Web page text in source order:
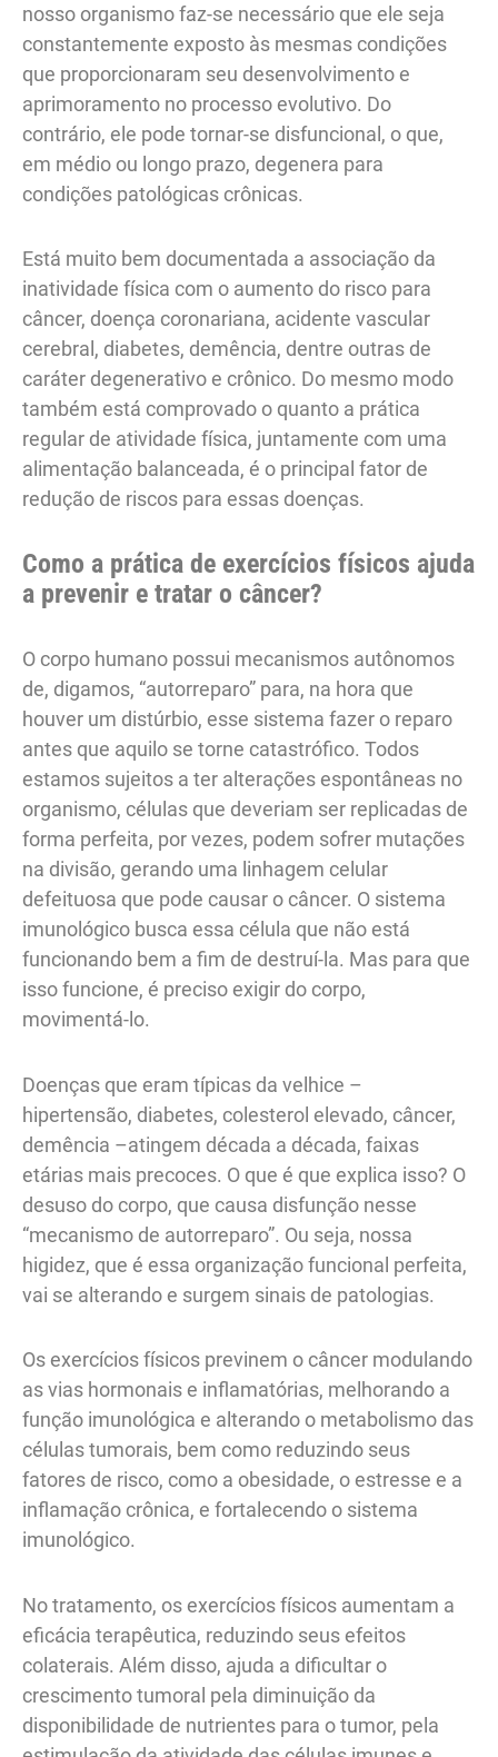
nosso organismo faz-se necessário que ele seja
constantemente exposto às mesmas condições
que proporcionaram seu desenvolvimento e
aprimoramento no processo evolutivo. Do
contrário, ele pode tornar-se disfuncional, o que,
em médio ou longo prazo, degenera para
condições patológicas crônicas.
Está muito bem documentada a associação da
inatividade física com o aumento do risco para
câncer, doença coronariana, acidente vascular
cerebral, diabetes, demência, dentre outras de
caráter degenerativo e crônico. Do mesmo modo
também está comprovado o quanto a prática
regular de atividade física, juntamente com uma
alimentação balanceada, é o principal fator de
redução de riscos para essas doenças.
Como a prática de exercícios físicos ajuda
a prevenir e tratar o câncer?
O corpo humano possui mecanismos autônomos
de, digamos, “autorreparo” para, na hora que
houver um distúrbio, esse sistema fazer o reparo
antes que aquilo se torne catastrófico. Todos
estamos sujeitos a ter alterações espontâneas no
organismo, células que deveriam ser replicadas de
forma perfeita, por vezes, podem sofrer mutações
na divisão, gerando uma linhagem celular
defeituosa que pode causar o câncer. O sistema
imunológico busca essa célula que não está
funcionando bem a fim de destruí-la. Mas para que
isso funcione, é preciso exigir do corpo,
movimentá-lo.
Doenças que eram típicas da velhice –
hipertensão, diabetes, colesterol elevado, câncer,
demência –atingem década a década, faixas
etárias mais precoces. O que é que explica isso? O
desuso do corpo, que causa disfunção nesse
“mecanismo de autorreparo”. Ou seja, nossa
higidez, que é essa organização funcional perfeita,
vai se alterando e surgem sinais de patologias.
Os exercícios físicos previnem o câncer modulando
as vias hormonais e inflamatórias, melhorando a
função imunológica e alterando o metabolismo das
células tumorais, bem como reduzindo seus
fatores de risco, como a obesidade, o estresse e a
inflamação crônica, e fortalecendo o sistema
imunológico.
No tratamento, os exercícios físicos aumentam a
eficácia terapêutica, reduzindo seus efeitos
colaterais. Além disso, ajuda a dificultar o
crescimento tumoral pela diminuição da
disponibilidade de nutrientes para o tumor, pela